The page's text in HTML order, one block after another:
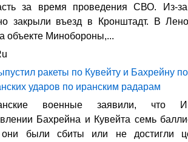
за время проведения СВО. Из-за
закрыли въезд в Кронштадт. В
объекте Минобороны,...
ракеты по Кувейту и Бахрейну
ударов по иранским радарам
военные заявили, что
Бахрейна и Кувейта семь
они были сбиты или не достигли